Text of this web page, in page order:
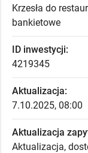
Krzesła do
bankietowe
ID inwestycji:
4219345
Aktualizacja:
7.10.2025, 08:00
Aktualizacja
Aktualizacja,